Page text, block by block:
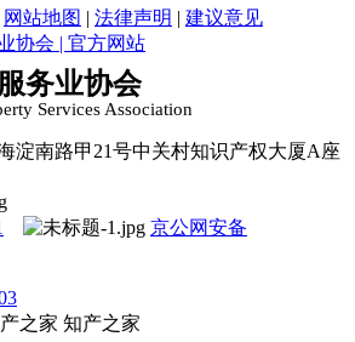
网站地图 | 法律声明 | 建议意见
务业协会
Services Association
淀南路甲21号中关村知识产权大厦A座
京公网安备
知产之家